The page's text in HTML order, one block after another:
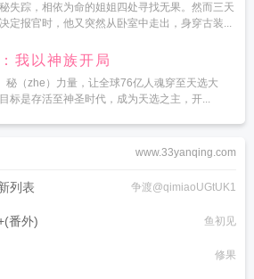
失踪，相依为命的姐姐四处寻找无果。然而三天
定报官时，他又突然从卧室中走出，身穿古装...
我以神族开局
秘（zhe）力量，让全球76亿人魂穿至天选大
标是存活至神圣时代，成为天选之主，开...
www.33yanqing.com
列表 争渡@qimiaoUGtUK1
番外) 鱼初见
修果